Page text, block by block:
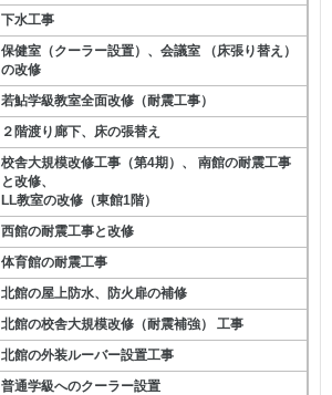
下水工事
保健室（クーラー設置）、会議室 （床張り替え）
の改修
若鮎学級教室全面改修（耐震工事）
２階渡り廊下、床の張替え
校舎大規模改修工事（第4期）、 南館の耐震工事
と改修、
LL教室の改修（東館1階）
西館の耐震工事と改修
体育館の耐震工事
北館の屋上防水、防火扉の補修
北館の校舎大規模改修（耐震補強） 工事
北館の外装ルーバー設置工事
普通学級へのクーラー設置